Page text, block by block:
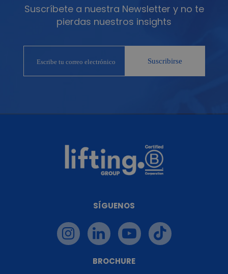
Suscríbete a nuestra Newsletter y no te
pierdas nuestros insights
SÍGUENOS
BROCHURE